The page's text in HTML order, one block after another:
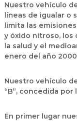
Nuestro vehículo
líneas de igualar o
limita las
y óxido nitroso, los
la salud y el
enero del año
Nuestro vehículo
“B”, concedida por
En primer lugar